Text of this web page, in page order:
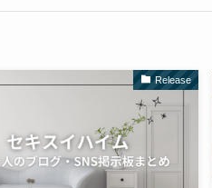
Release